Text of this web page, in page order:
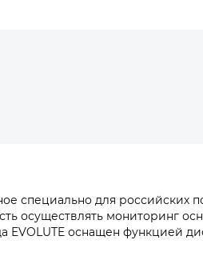
специально для российских
осуществлять мониторинг
оснащен функцией